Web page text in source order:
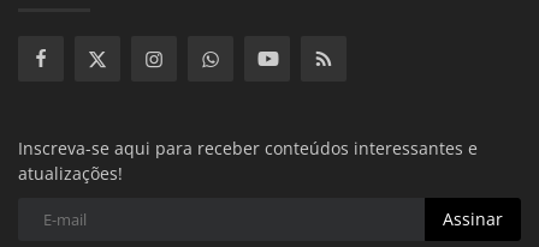
Inscreva-se aqui para receber conteúdos interessantes e
atualizações!
Assinar